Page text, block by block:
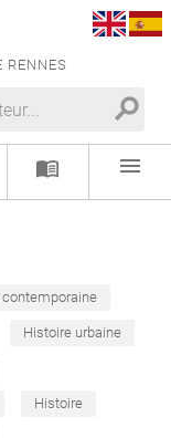
RENNES
search
menu_book menu
Histoire urbaine
Histoire